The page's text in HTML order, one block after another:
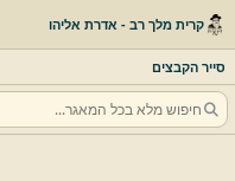
קרית מלך רב - אדרת אליהו
סייר הקבצים